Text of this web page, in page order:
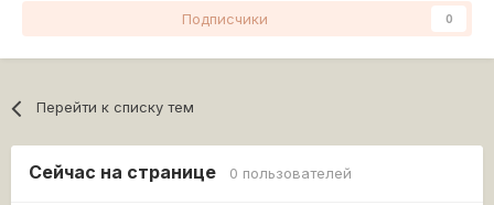
Подписчики 0
Перейти к списку тем
Сейчас на странице 0 пользователей